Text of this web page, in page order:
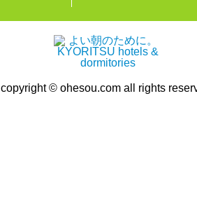
copyright © ohesou.com all rights